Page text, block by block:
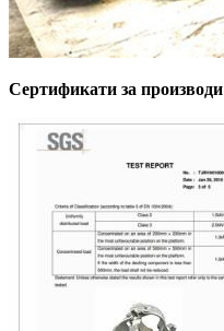
Сертификати за производи